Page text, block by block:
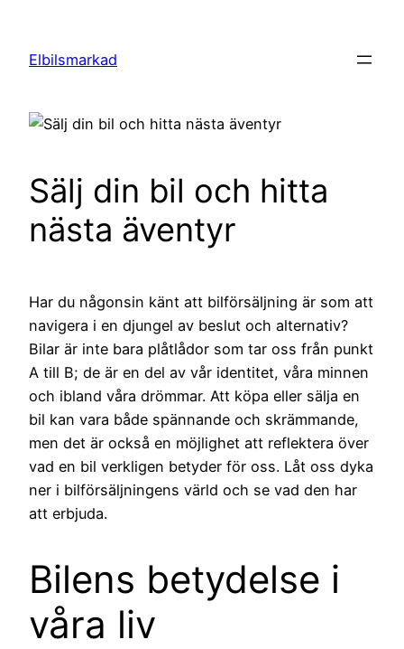
innehåll
Elbilsmarkad
Sälj din bil och hitta
nästa äventyr
Har du någonsin känt att bilförsäljning är som att
navigera i en djungel av beslut och alternativ?
Bilar är inte bara plåtlådor som tar oss från punkt
A till B; de är en del av vår identitet, våra minnen
och ibland våra drömmar. Att köpa eller sälja en
bil kan vara både spännande och skrämmande,
men det är också en möjlighet att reflektera över
vad en bil verkligen betyder för oss. Låt oss dyka
ner i bilförsäljningens värld och se vad den har
att erbjuda.
Bilens betydelse i
våra liv